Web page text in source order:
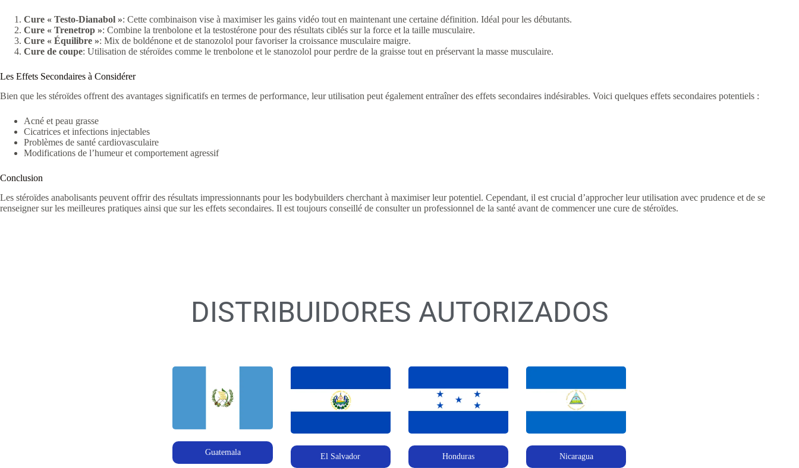
Cure « Testo-Dianabol »: Cette combinaison vise à maximiser les gains vidéo tout en maintenant une certaine définition. Idéal pour les débutants.
Cure « Trenetrop »: Combine la trenbolone et la testostérone pour des résultats ciblés sur la force et la taille musculaire.
Cure « Équilibre »: Mix de boldénone et de stanozolol pour favoriser la croissance musculaire maigre.
Cure de coupe: Utilisation de stéroïdes comme le trenbolone et le stanozolol pour perdre de la graisse tout en préservant la masse musculaire.
Les Effets Secondaires à Considérer
Bien que les stéroïdes offrent des avantages significatifs en termes de performance, leur utilisation peut également entraîner des effets secondaires indésirables. Voici quelques effets secondaires potentiels :
Acné et peau grasse
Cicatrices et infections injectables
Problèmes de santé cardiovasculaire
Modifications de l’humeur et comportement agressif
Conclusion
Les stéroïdes anabolisants peuvent offrir des résultats impressionnants pour les bodybuilders cherchant à maximiser leur potentiel. Cependant, il est crucial d’approcher leur utilisation avec prudence et de se
renseigner sur les meilleures pratiques ainsi que sur les effets secondaires. Il est toujours conseillé de consulter un professionnel de la santé avant de commencer une cure de stéroïdes.
DISTRIBUIDORES AUTORIZADOS
Guatemala El Salvador Honduras Nicaragua